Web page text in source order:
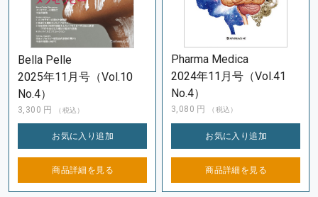
Bella Pelle
2025年11月号（Vol.10
No.4）
3,300 円 （税込）
お気に入り追加
商品詳細を 見る
Pharma Medica
2024年11月号（Vol.41
No.4）
3,080 円 （税込）
お気に入り追加
商品詳細を 見る